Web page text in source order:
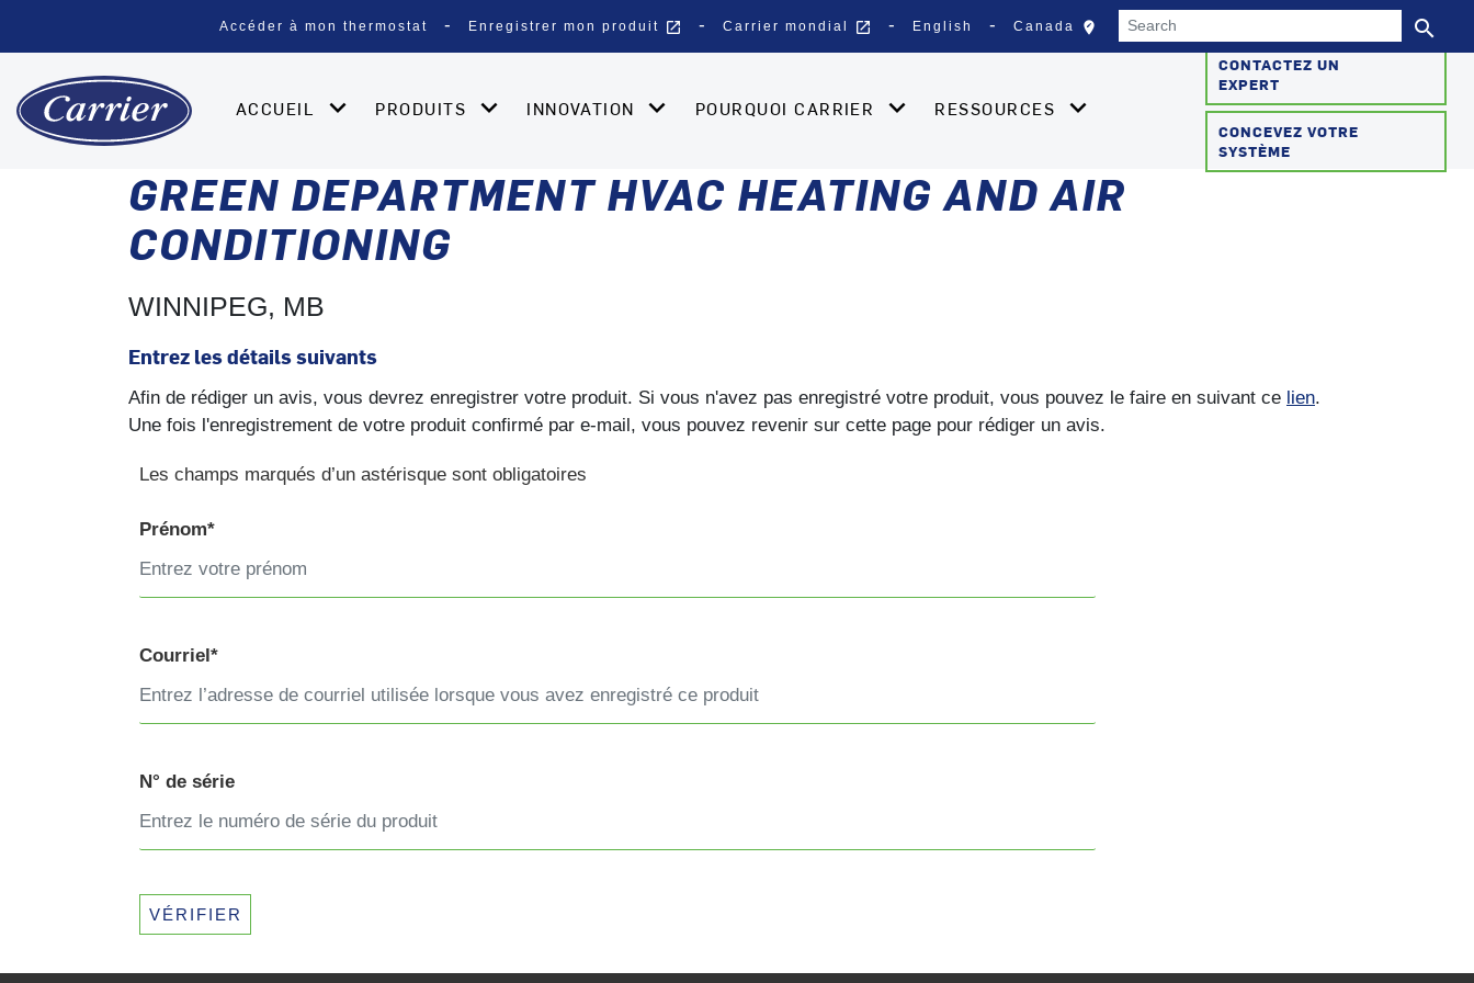
Accéder à mon thermostat Enregistrer mon produit open_in_new Carrier mondial open_in_new English Canada edit_locationSélectionnez votre
Search search
ACCUEIL PRODUITS INNOVATION POURQUOI CARRIER RESSOURCES
CONTACTEZ UN
EXPERT
CONCEVEZ VOTRE
SYSTÈME
GREEN DEPARTMENT HVAC HEATING AND AIR
CONDITIONING
WINNIPEG, MB
Entrez les détails suivants
Afin de rédiger un avis, vous devrez enregistrer votre produit. Si vous n'avez pas enregistré votre produit, vous pouvez le faire en suivant ce lien.
Une fois l'enregistrement de votre produit confirmé par e-mail, vous pouvez revenir sur cette page pour rédiger un avis.
Les champs marqués d’un astérisque sont obligatoires
Prénom*
Courriel*
N° de série
VÉRIFIER